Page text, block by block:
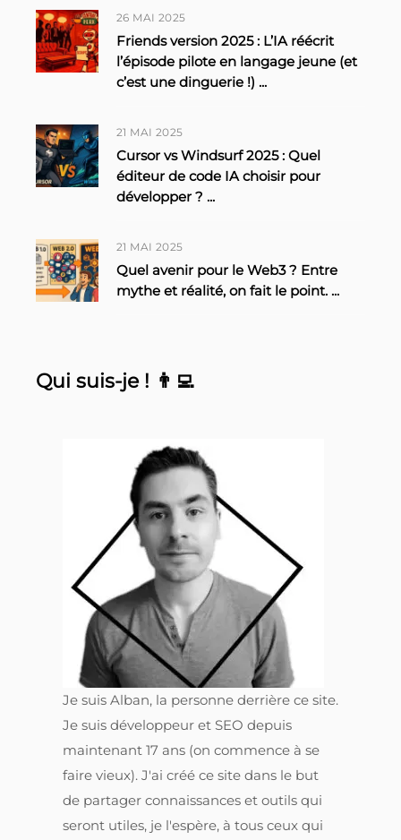
26 MAI 2025
Friends version 2025 : L’IA réécrit
l’épisode pilote en langage jeune (et
c’est une dinguerie !) ...
21 MAI 2025
Cursor vs Windsurf 2025 : Quel
éditeur de code IA choisir pour
développer ? ...
21 MAI 2025
Quel avenir pour le Web3 ? Entre
mythe et réalité, on fait le point. ...
Qui suis-je ! 👨‍💻
Je suis Alban, la personne derrière ce site.
Je suis développeur et SEO depuis
maintenant 17 ans (on commence à se
faire vieux). J'ai créé ce site dans le but
de partager connaissances et outils qui
seront utiles, je l'espère, à tous ceux qui